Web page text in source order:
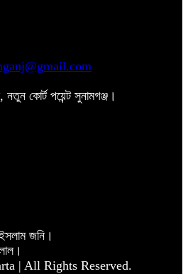
কোর্ট পয়েন্ট সুনামগঞ্জ।
জনি।
| All Rights Reserved.